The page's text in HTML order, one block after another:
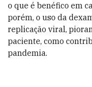
o que é benéfico em
porém, o uso da
replicação viral,
paciente, como
pandemia.